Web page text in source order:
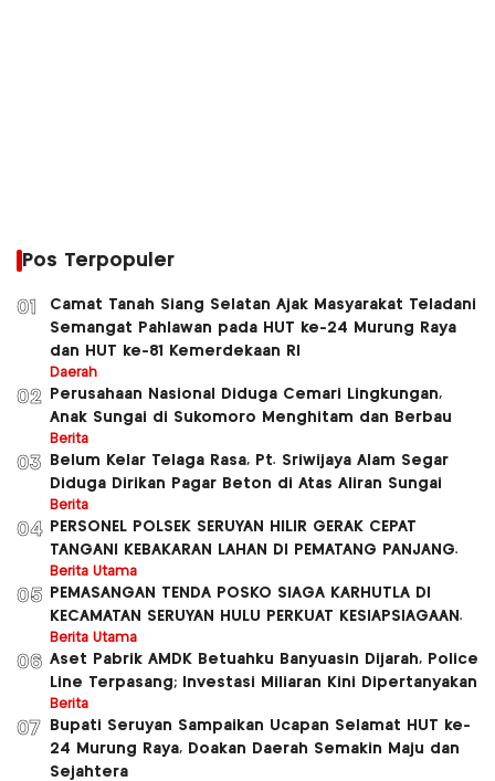
Pos Terpopuler
01
Camat Tanah Siang Selatan Ajak Masyarakat Teladani
Semangat Pahlawan pada HUT ke-24 Murung Raya
dan HUT ke-81 Kemerdekaan RI
Daerah
02
Perusahaan Nasional Diduga Cemari Lingkungan,
Anak Sungai di Sukomoro Menghitam dan Berbau
Berita
03
Belum Kelar Telaga Rasa, Pt. Sriwijaya Alam Segar
Diduga Dirikan Pagar Beton di Atas Aliran Sungai
Berita
04
PERSONEL POLSEK SERUYAN HILIR GERAK CEPAT
TANGANI KEBAKARAN LAHAN DI PEMATANG PANJANG.
Berita Utama
05
PEMASANGAN TENDA POSKO SIAGA KARHUTLA DI
KECAMATAN SERUYAN HULU PERKUAT KESIAPSIAGAAN.
Berita Utama
06 Aset Pabrik AMDK Betuahku Banyuasin Dijarah, Police
Line Terpasang; Investasi Miliaran Kini Dipertanyakan
Berita
07
Bupati Seruyan Sampaikan Ucapan Selamat HUT ke-
24 Murung Raya, Doakan Daerah Semakin Maju dan
Sejahtera